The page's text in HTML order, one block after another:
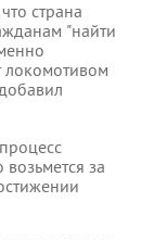
страна
"найти
локомотивом
за